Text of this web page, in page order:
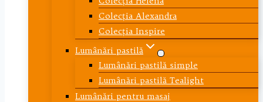
Colecţia Alexandra
Colecţia Inspire
Lumânări pastilă
Lumânări pastilă simple
Lumânări pastilă Tealight
Lumânări pentru masaj